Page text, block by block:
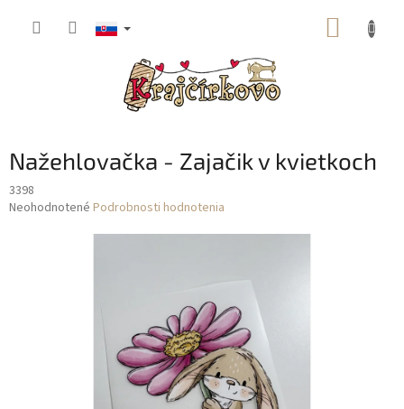
Nažehlovačka - Zajačik v kvietkoch
3398
Priemerné
Neohodnotené Podrobnosti hodnotenia